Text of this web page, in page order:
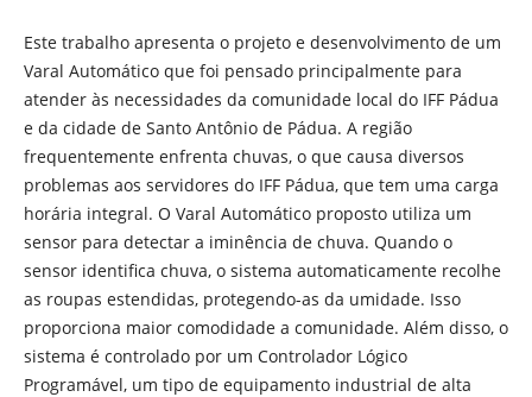
Este trabalho apresenta o projeto e desenvolvimento de um
Varal Automático que foi pensado principalmente para
atender às necessidades da comunidade local do IFF Pádua
e da cidade de Santo Antônio de Pádua. A região
frequentemente enfrenta chuvas, o que causa diversos
problemas aos servidores do IFF Pádua, que tem uma carga
horária integral. O Varal Automático proposto utiliza um
sensor para detectar a iminência de chuva. Quando o
sensor identifica chuva, o sistema automaticamente recolhe
as roupas estendidas, protegendo-as da umidade. Isso
proporciona maior comodidade a comunidade. Além disso, o
sistema é controlado por um Controlador Lógico
Programável, um tipo de equipamento industrial de alta